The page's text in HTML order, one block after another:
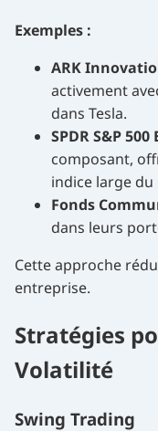
Exemples :
ARK
activement
dans Tesla.
SPDR S&P 500
composant,
indice large du
Fonds
dans leurs
Cette approche
entreprise.
Stratégies
Volatilité
Swing Trading